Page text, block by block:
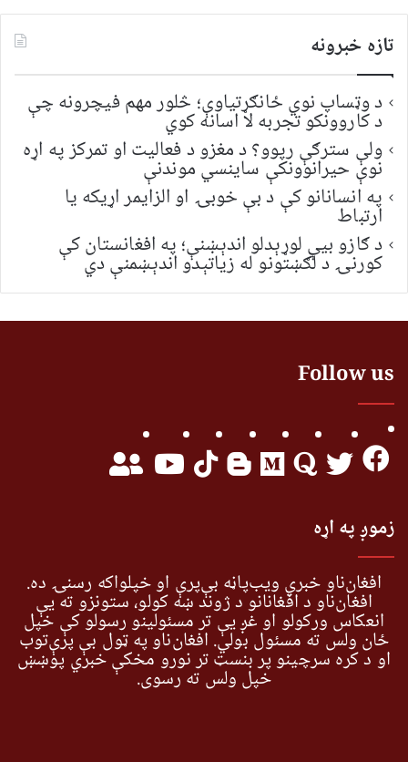
تازه خبرونه
د وټساپ نوي ځانګړتیاوې؛ څلور مهم فیچرونه چې
د کاروونکو تجربه لا اسانه کوي
ولې سترګې رپوو؟ د مغزو د فعالیت او تمرکز په اړه
نوې حیرانوونکې ساینسي موندنې
په انسانانو کې د بې خوبۍ او الزایمر اړیکه یا
ارتباط
د ګازو بیې لوړېدلو اندېښنې؛ په افغانستان کې
کورنۍ د لګښتونو له زیاتېدو اندېښمنې دي
Follow us
زموږ په اړه
افغان‌ناو خبري ویب‌پاڼه بې‌پرې او خپلواکه رسنۍ ده.
افغان‌ناو د افغانانو د ژوند ښه کولو، ستونزو ته یې
انعکاس ورکولو او غږ یې تر مسئولینو رسولو کې خپل
ځان ولس ته مسئول بولي. افغان‌ناو په ټول بې پرې‌توب
او د کره سرچینو پر بنسټ تر نورو مخکې خبري پوښښ
خپل ولس ته رسوي.